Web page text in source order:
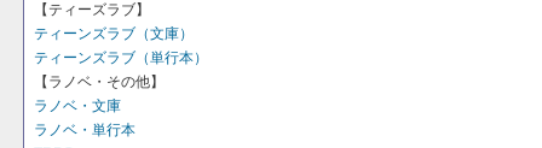
【ティーズラブ】
ティーンズラブ（文庫）
ティーンズラブ（単行本）
【ラノベ・その他】
ラノベ・文庫
ラノベ・単行本